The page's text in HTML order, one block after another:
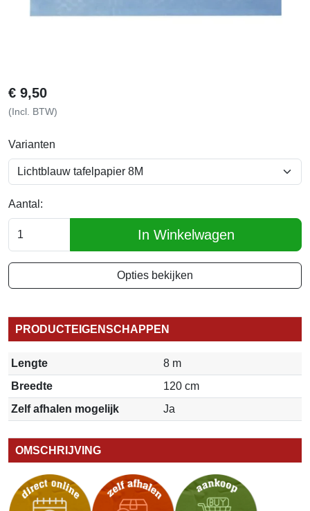
€ 9,50
(Incl. BTW)
Varianten
Aantal:
In Winkelwagen
Opties bekijken
PRODUCTEIGENSCHAPPEN
Lengte
8 m
Breedte
120 cm
Zelf afhalen mogelijk
Ja
OMSCHRIJVING